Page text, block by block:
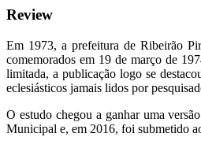
Review
Em 1973, a prefeitura de Ribeirão
comemorados em 19 de março de
limitada, a publicação logo se
eclesiásticos jamais lidos por
O estudo chegou a ganhar uma
Municipal e, em 2016, foi submetido